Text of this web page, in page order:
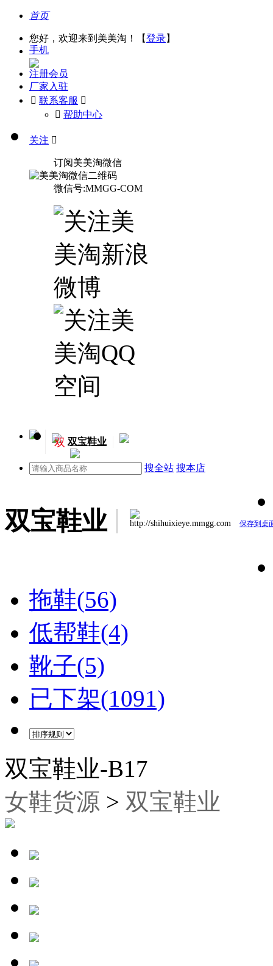
首页
您好，欢迎来到美美淘！【登录】
手机
注册会员
厂家入驻
 联系客服 
󰅃 帮助中心
关注 
订阅美美淘微信
微信号:MMGG-COM
双 双宝鞋业
搜全站 搜本店
双宝鞋业 http://shihuixieye.mmgg.com 保存到桌
拖鞋(56)
低帮鞋(4)
靴子(5)
已下架(1091)
双宝鞋业-B17
女鞋货源 > 双宝鞋业